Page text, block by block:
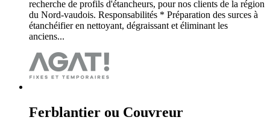
recherche de profils d'étancheurs, pour nos clients de la région
du Nord-vaudois. Responsabilités * Préparation des surces à
étanchéifier en nettoyant, dégraissant et éliminant les
anciens...
Ferblantier ou Couvreur